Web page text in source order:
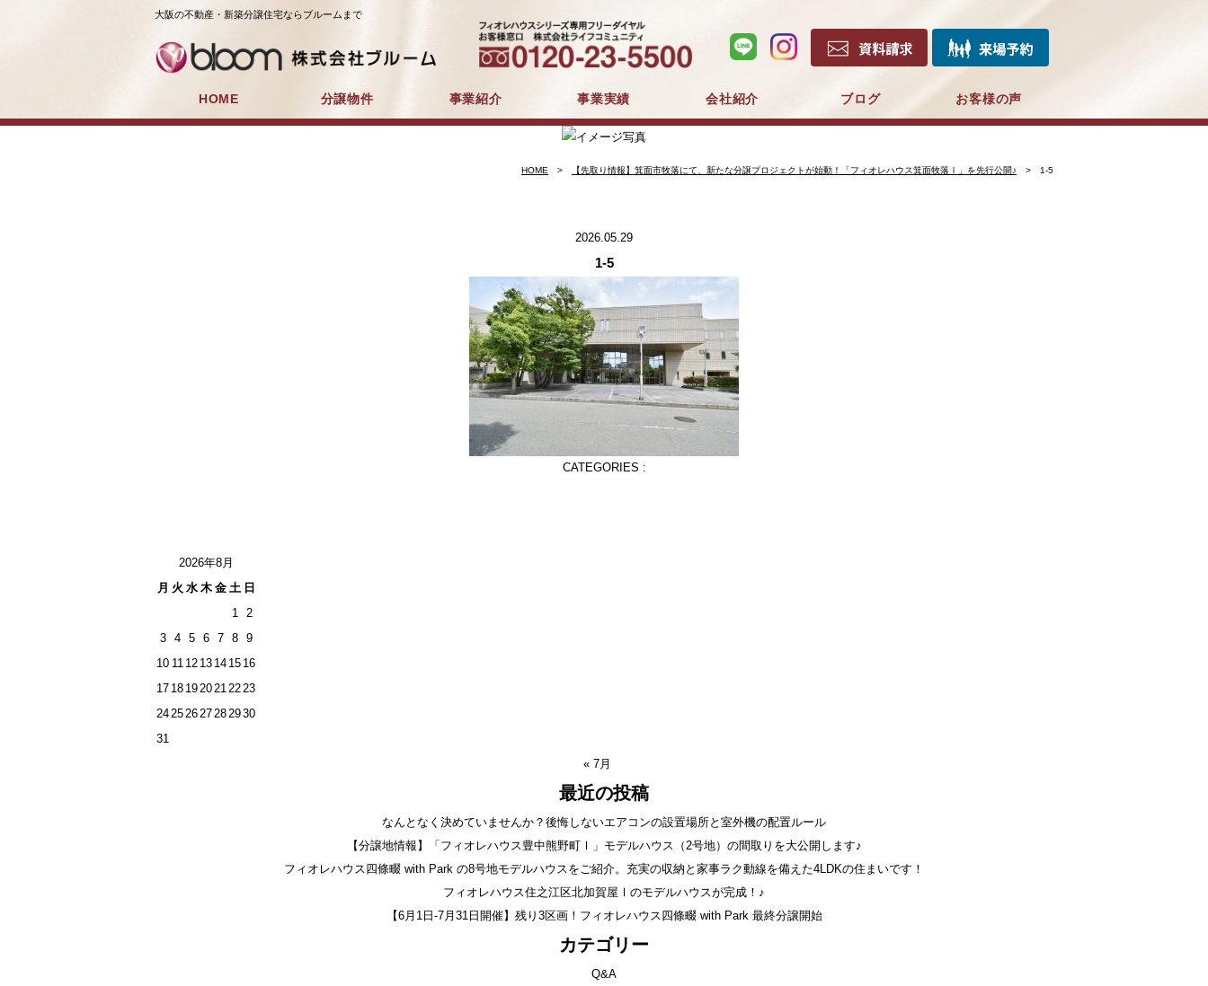
大阪の不動産・新築分譲住宅ならブルームまで
HOME 分譲物件 事業紹介 事業実績
戸建分譲
マンション分譲
会社紹介 ブログ お客様の声
HOME 【先取り情報】箕面市牧落にて、新たな分譲プロジェクトが始動！「フィオレハウス箕面牧落Ⅰ」を先行公開♪ 1-5
2026.05.29
1-5
CATEGORIES :
2026年8月
月 火 水 木 金 土 日
1
2
3
4 5 6 7 8
9
10 11 12 13 14 15 16
17 18 1920212223
24252627282930
31
« 7月
最近の投稿
なんとなく決めていませんか？後悔しないエアコンの設置場所と室外機の配置ルール
【分譲地情報】「フィオレハウス豊中熊野町Ⅰ」モデルハウス（2号地）の間取りを大公開します♪
フィオレハウス四條畷 with Park の8号地モデルハウスをご紹介。充実の収納と家事ラク動線を備えた4LDKの住まいです！
フィオレハウス住之江区北加賀屋Ⅰのモデルハウスが完成！♪
【6月1日-7月31日開催】残り3区画！フィオレハウス四條畷 with Park 最終分譲開始
カテゴリー
Q&A